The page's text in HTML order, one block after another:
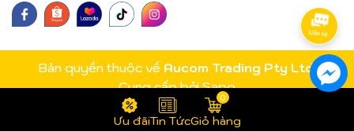
Ưu đãiTin TứcGiỏ hàng
0
Bản quyền thuộc về Aucom Trading Pty Ltd.
Cung cấp bởiSapo